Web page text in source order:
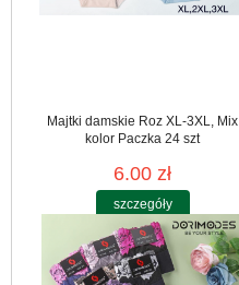
Majtki damskie Roz XL-3XL, Mix
kolor Paczka 24 szt
6.00 zł
szczegóły